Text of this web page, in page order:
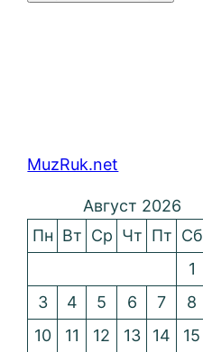
MuzRuk.net
Август 2026
Пн Вт Ср Чт Пт Сб
1
3
4 5 6 7 8
10
11 12 13 14 15